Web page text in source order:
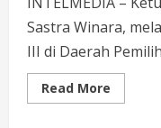
Sastra Winara,
III di Daerah
Read More
more